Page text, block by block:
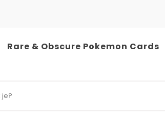
Rare & Obscure Pokemon Cards